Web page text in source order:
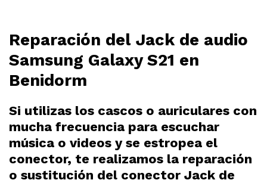
Reparación del Jack de audio
Samsung Galaxy S21 en
Benidorm
Si utilizas los cascos o auriculares con
mucha frecuencia para escuchar
música o videos y se estropea el
conector, te realizamos la reparación
o sustitución del conector Jack de